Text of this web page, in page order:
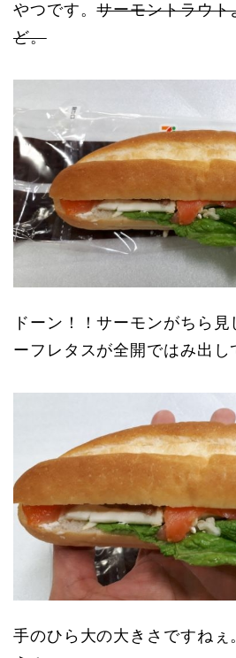
やつです。サーモントラウ
ど。
ドーン！！サーモンがちら
ーフレタスが全開ではみ出し
手のひら大の大きさですねぇ